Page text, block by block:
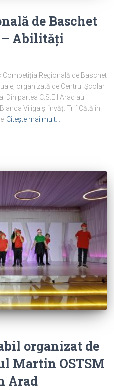
de Baschet
– Abilități
Competiția Regională de Baschet
organizată de Centrul Școlar
Din partea C.S.E.I Arad au
Viliga și învăț. Trif Cătălin.
Citește mai mult…
organizat de
Martin OSTSM
Arad